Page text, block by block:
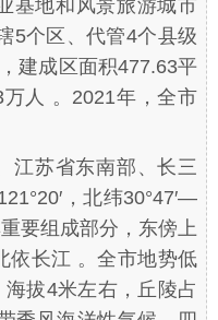
基地和风景旅游城市
5个区、代管4个县级
建成区面积477.63平
人 。2021年，全市
江苏省东南部、长三
，北纬30°47′—
要组成部分，东傍上
依长江 。全市地势低
拔4米左右，丘陵占